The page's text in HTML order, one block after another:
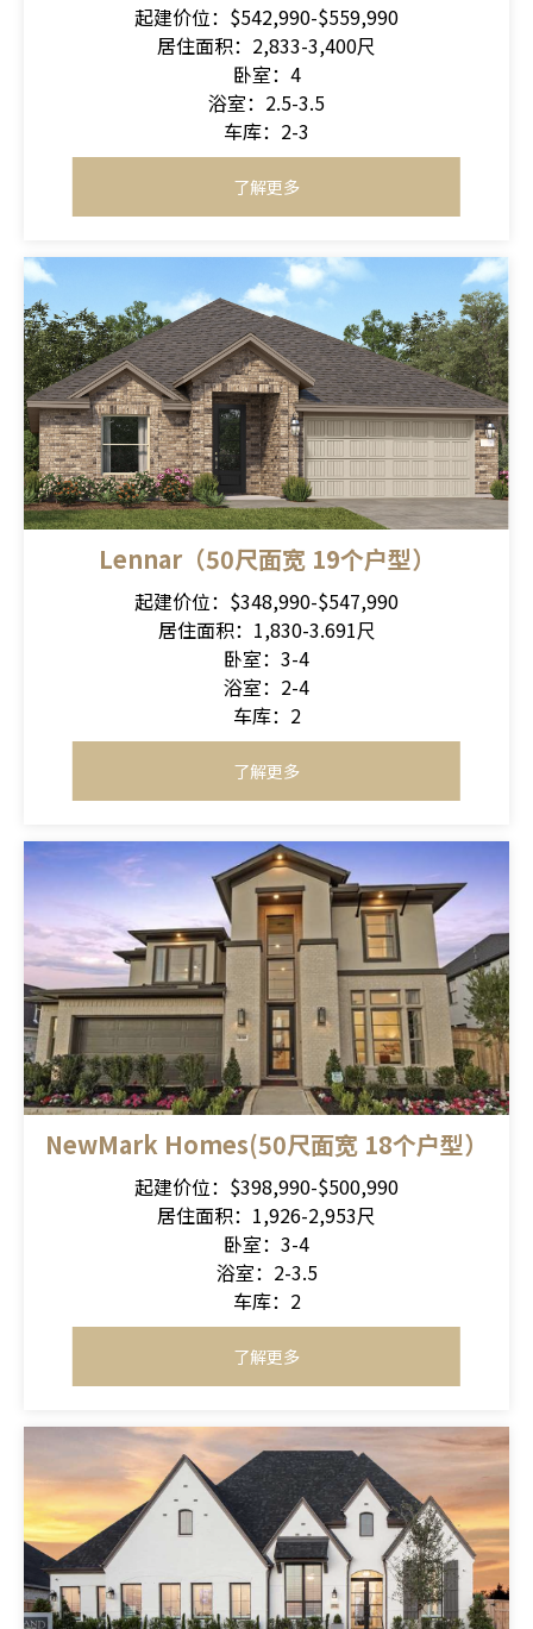
起建价位：$542,990-$559,990
居住面积：2,833-3,400尺
卧室：4
浴室：2.5-3.5
车库：2-3
了解更多
Lennar（50尺面宽 19个户型）
起建价位：$348,990-$547,990
居住面积：1,830-3.691尺
卧室：3-4
浴室：2-4
车库：2
了解更多
NewMark Homes(50尺面宽 18个户型）
起建价位：$398,990-$500,990
居住面积：1,926-2,953尺
卧室：3-4
浴室：2-3.5
车库：2
了解更多